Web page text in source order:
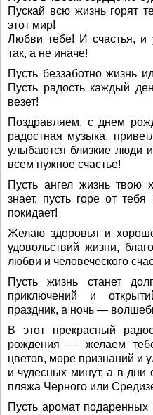
Пускай всю жизнь горят
этот мир!
Любви тебе! И счастья, и
так, а не иначе!
Пусть беззаботно жизнь
Пусть радость каждый
везет!
Поздравляем, с днем
радостная музыка,
улыбаются близкие люди
всем нужное счастье!
Пусть ангел жизнь твою
знает, пусть горе от
покидает!
Желаю здоровья и
удовольствий жизни,
любви и человеческого
Пусть жизнь станет
приключений и
праздник, а ночь —
В этот прекрасный
рождения — желаем
цветов, море признаний и
и чудесных минут, а в дни
пляжа Черного или
Пусть аромат